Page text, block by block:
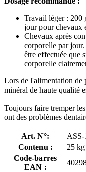
Travail léger : 200
jour pour chevaux
Chevaux après
corporelle par
être effectuée que
corporelle
Lors de l'alimentation de
minéral de haute qualité
Toujours faire tremper
ont des problèmes
Art. N°:
Contenu :
25 kg
Code-barres
EAN :